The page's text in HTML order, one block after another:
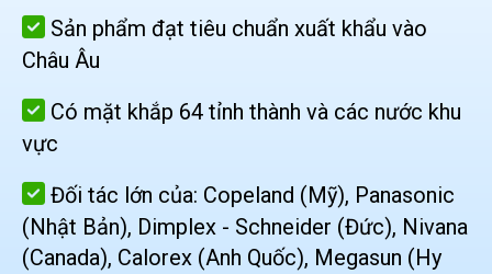
Sản phẩm đạt tiêu chuẩn xuất khẩu vào
Châu Âu
Có mặt khắp 64 tỉnh thành và các nước khu
vực
Đối tác lớn của: Copeland (Mỹ), Panasonic
(Nhật Bản), Dimplex - Schneider (Đức), Nivana
(Canada), Calorex (Anh Quốc), Megasun (Hy